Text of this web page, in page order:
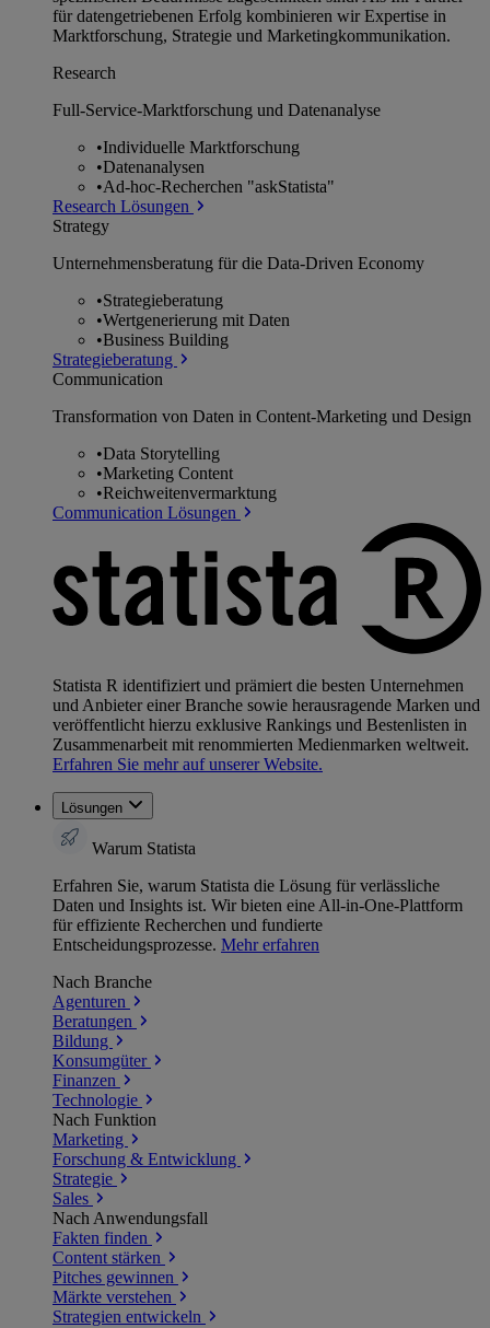
für datengetriebenen Erfolg kombinieren wir Expertise in
Marktforschung, Strategie und Marketingkommunikation.
Research
Full-Service-Marktforschung und Datenanalyse
•Individuelle Marktforschung
•Datenanalysen
•Ad-hoc-Recherchen "askStatista"
Research Lösungen
Strategy
Unternehmens­beratung für die Data-Driven Economy
•Strategieberatung
•Wertgenerierung mit Daten
•Business Building
Strategieberatung
Communication
Transformation von Daten in Content-Marketing und Design
•Data Storytelling
•Marketing Content
•Reichweitenvermarktung
Communication Lösungen
Statista R identifiziert und prämiert die besten Unternehmen
und Anbieter einer Branche sowie herausragende Marken und
veröffentlicht hierzu exklusive Rankings und Bestenlisten in
Zusammenarbeit mit renommierten Medienmarken weltweit.
Erfahren Sie mehr auf unserer Website.
Lösungen
Warum Statista
Erfahren Sie, warum Statista die Lösung für verlässliche
Daten und Insights ist. Wir bieten eine All-in-One-Plattform
für effiziente Recherchen und fundierte
Entscheidungsprozesse. Mehr erfahren
Nach Branche
Agenturen
Beratungen
Bildung
Konsumgüter
Finanzen
Technologie
Nach Funktion
Marketing
Forschung & Entwicklung
Strategie
Sales
Nach Anwendungsfall
Fakten finden
Content stärken
Pitches gewinnen
Märkte verstehen
Strategien entwickeln